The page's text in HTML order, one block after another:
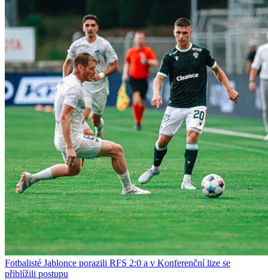
Fotbalisté Jablonce porazili RFS 2:0 a v Konferenční lize se
přiblížili postupu